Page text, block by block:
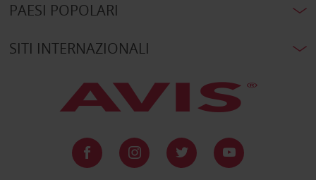
PAESI POPOLARI
SITI INTERNAZIONALI